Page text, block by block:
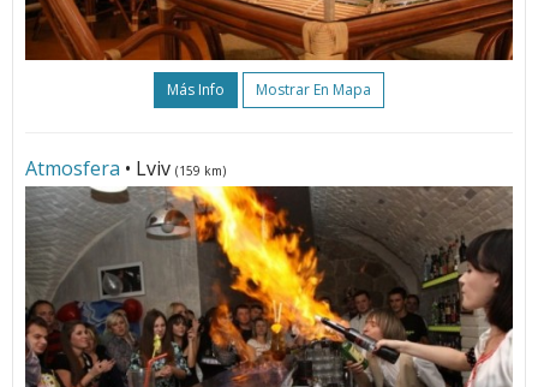
Más Info Mostrar En Mapa
Atmosfera • Lviv (159 km)